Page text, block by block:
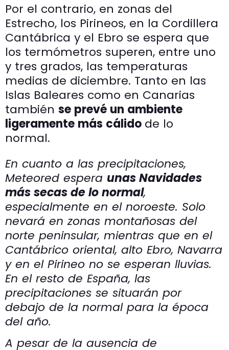
Por el contrario, en zonas del
Estrecho, los Pirineos, en la Cordillera
Cantábrica y el Ebro se espera que
los termómetros superen, entre uno
y tres grados, las temperaturas
medias de diciembre. Tanto en las
Islas Baleares como en Canarias
también se prevé un ambiente
ligeramente más cálido de lo
normal.
En cuanto a las precipitaciones,
Meteored espera unas Navidades
más secas de lo normal,
especialmente en el noroeste. Solo
nevará en zonas montañosas del
norte peninsular, mientras que en el
Cantábrico oriental, alto Ebro, Navarra
y en el Pirineo no se esperan lluvias.
En el resto de España, las
precipitaciones se situarán por
debajo de la normal para la época
del año.
A pesar de la ausencia de